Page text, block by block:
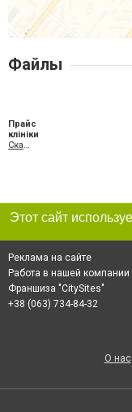
Файлы
Прайс
клініки
Скачать XLS
Реклама на сайте
Работа в нашей компании
Франшиза "CitySites"
+38 (063) 734-84-32
О нас